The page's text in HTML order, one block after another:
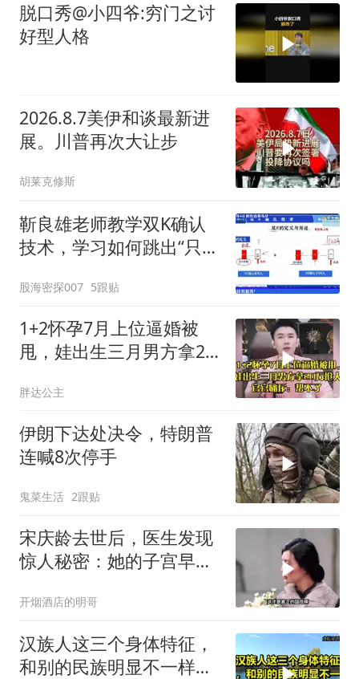
脱口秀@小四爷:穷门之讨
好型人格
2026.8.7美伊和谈最新进
展。川普再次大让步
胡莱克修斯
靳良雄老师教学双K确认
技术，学习如何跳出“只看
金真实意图，寻找科学买
卖点
股海密探007 5跟贴
1+2怀孕7月上位逼婚被
甩，娃出生三月男方拿20
胖达公主
伊朗下达处决令，特朗普
连喊8次停手
鬼菜生活 2跟贴
宋庆龄去世后，医生发现
惊人秘密：她的子宫早就
开烟酒店的明哥
汉族人这三个身体特征，
和别的民族明显不一样！